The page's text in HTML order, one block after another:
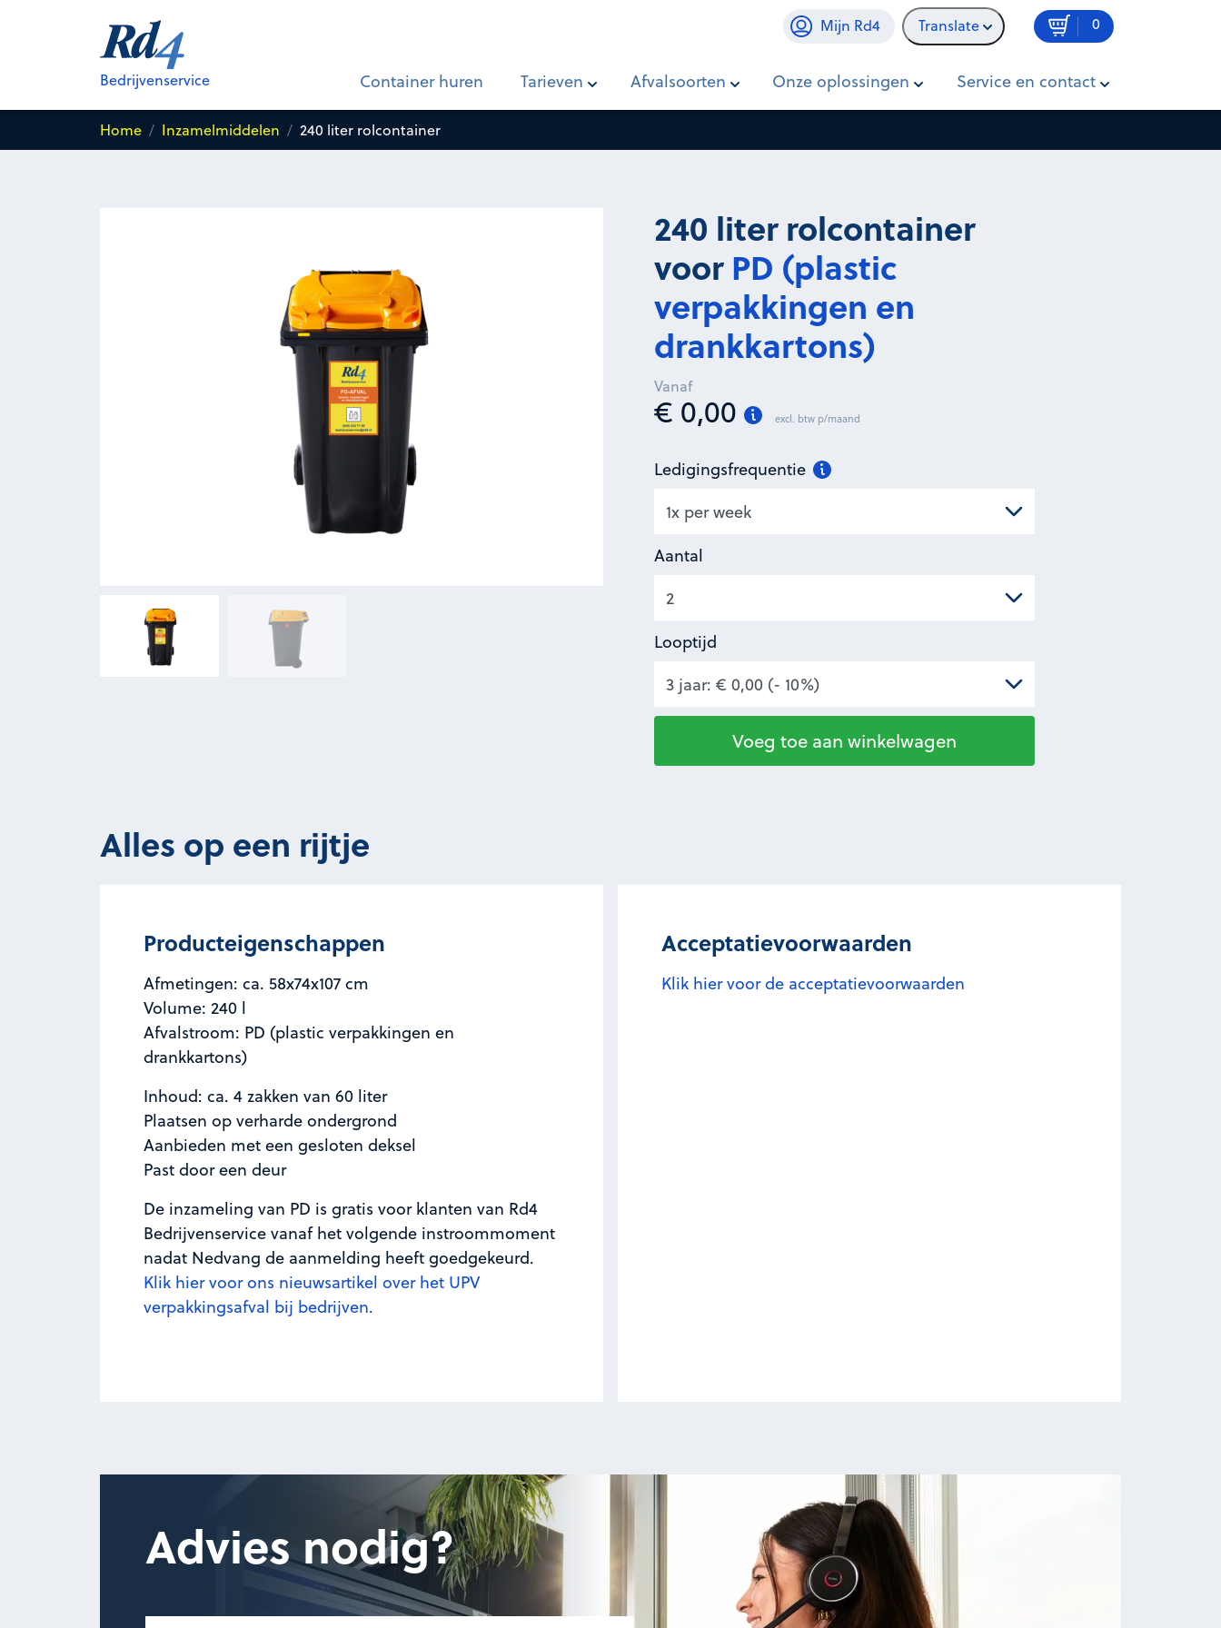
Bedrijvenservice
Mijn Rd4 Translate 0
Container huren Tarieven Afvalsoorten Onze oplossingen Service en contact
240 liter rolcontainer voor
verpakkingen en drankkartons)
excl. btw p/maand
In winkelwagen
Home Inzamelmiddelen 240 liter rolcontainer
240 liter rolcontainer
voorPD (plastic
verpakkingen en
drankkartons)
Vanaf
€ 0,00 excl. btw p/maand
Ledigingsfrequentie
Aantal
Looptijd
Voeg toe aan winkelwagen
Alles op een rijtje
Producteigenschappen
Afmetingen: ca. 58x74x107 cm
Volume: 240 l
Afvalstroom: PD (plastic verpakkingen en
drankkartons)
Inhoud: ca. 4 zakken van 60 liter
Plaatsen op verharde ondergrond
Aanbieden met een gesloten deksel
Past door een deur
De inzameling van PD is gratis voor klanten van Rd4
Bedrijvenservice vanaf het volgende instroommoment
nadat Nedvang de aanmelding heeft goedgekeurd.
Klik hier voor ons nieuwsartikel over het UPV
verpakkingsafval bij bedrijven.
Acceptatievoorwaarden
Klik hier voor de acceptatievoorwaarden
Advies nodig?